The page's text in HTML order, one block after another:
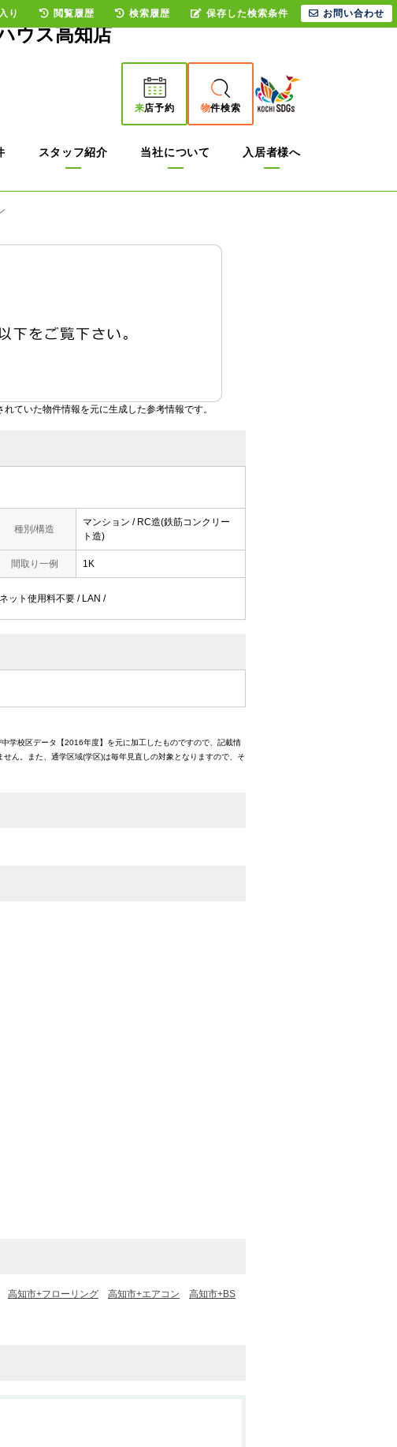
ウス高知店
来店予約 物件検索
スタッフ紹介 当社について 入居者様へ
ていた物件情報を元に生成した参考情報です。
種別/構造
マンション / RC造(鉄筋コンクリー
ト造)
間取り一例 1K
ット使用料不要 / LAN /
学校区データ【2016年度】を元に加工したものですので、記載情
ん。また、通学区域(学区)は毎年見直しの対象となりますので、そ
高知市+フローリング 高知市+エアコン 高知市+BS
り 閲覧履歴 検索履歴 保存した検索条件 お問い合わせ